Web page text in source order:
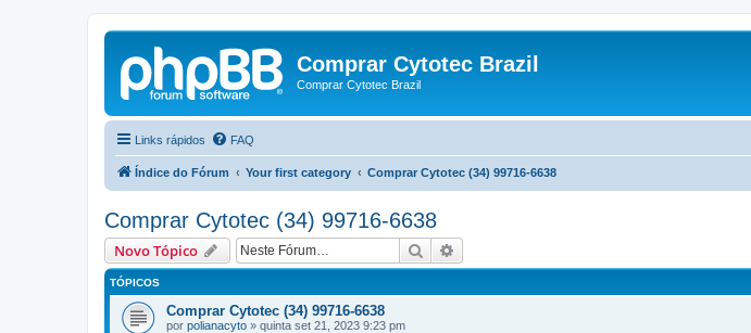
Comprar Cytotec Brazil
Comprar Cytotec Brazil
Links rápidos FAQ
Índice do Fórum Your first category Comprar Cytotec (34) 99716-6638
Comprar Cytotec (34) 99716-6638
Novo Tópico Pesquisar
TÓPICOS
Comprar Cytotec (34) 99716-6638
por polianacyto » quinta set 21, 2023 9:23 pm